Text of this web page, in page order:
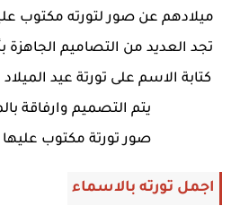
ميلادهم عن صور لتورته مكتوب
تجد العديد من التصاميم الجاهزة
كتابة الاسم على تورتة عيد
يتم التصميم وارفاقة
صور تورتة مكتوب
اجمل تورته بالاسماء